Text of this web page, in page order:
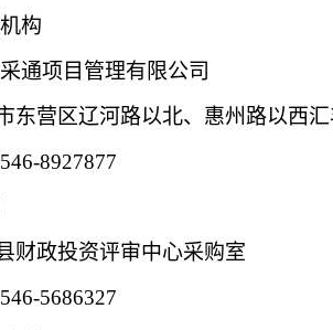
构
通项目管理有限公司
东营区辽河路以北、惠州路以西
8927877
财政投资评审中心采购室
5686327